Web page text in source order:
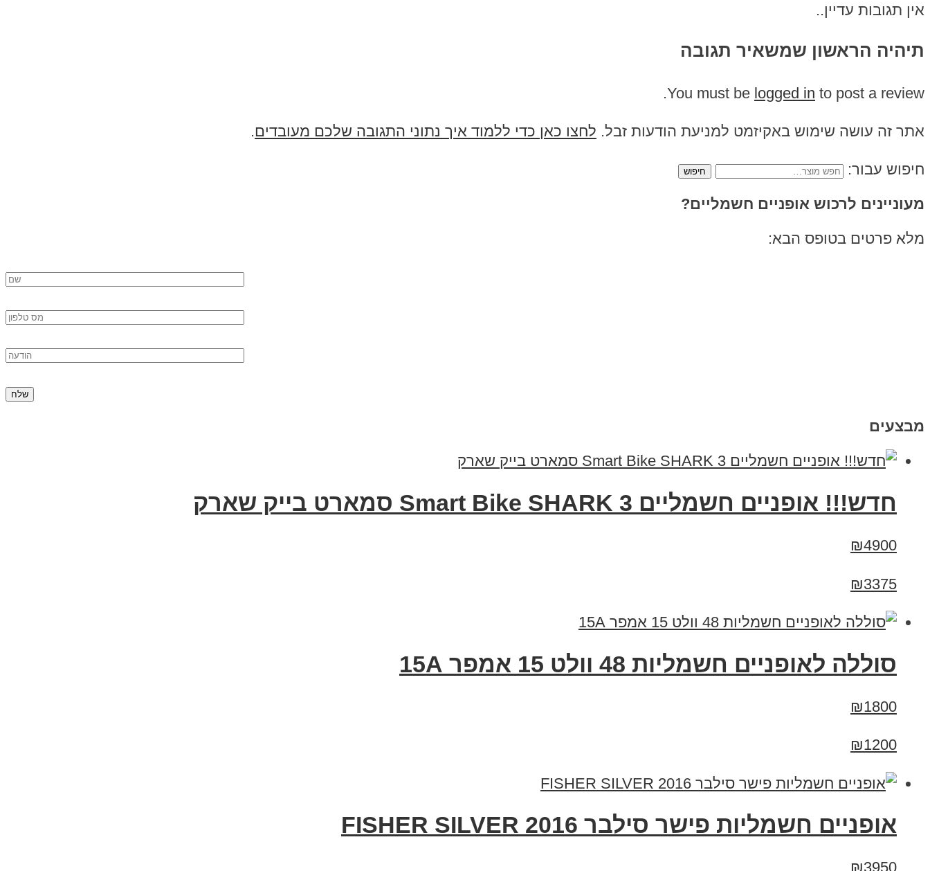
אין תגובות עדיין..
תיהיה הראשון שמשאיר תגובה
You must be logged in to post a review.
אתר זה עושה שימוש באקיזמט למניעת הודעות זבל. לחצו כאן כדי ללמוד איך נתוני התגובה שלכם מעובדים.
חיפוש עבור:
מעוניינים לרכוש אופניים חשמליים?
מלא פרטים בטופס הבא:
מבצעים
חדש!!! אופניים חשמליים Smart Bike SHARK 3 סמארט בייק שארק
₪4900
₪3375
סוללה לאופניים חשמליות 48 וולט 15 אמפר 15A
₪1800
₪1200
אופניים חשמליות פישר סילבר 2016 FISHER SILVER
₪3950